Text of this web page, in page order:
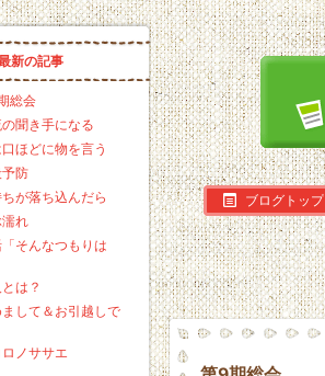
ブログトップ
新の記事
総会
聞き手になる
ほどに物を言う
防
が落ち込んだら
れ
そんなつもりは
は？
して＆お引越しで
ノササエ